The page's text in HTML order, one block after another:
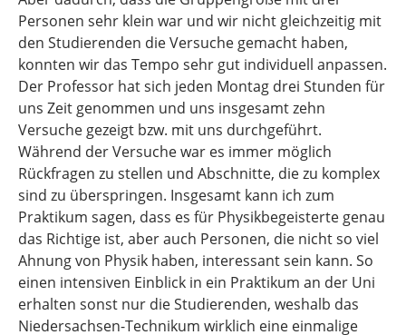
Personen sehr klein war und wir nicht gleichzeitig mit
den Studierenden die Versuche gemacht haben,
konnten wir das Tempo sehr gut individuell anpassen.
Der Professor hat sich jeden Montag drei Stunden für
uns Zeit genommen und uns insgesamt zehn
Versuche gezeigt bzw. mit uns durchgeführt.
Während der Versuche war es immer möglich
Rückfragen zu stellen und Abschnitte, die zu komplex
sind zu überspringen. Insgesamt kann ich zum
Praktikum sagen, dass es für Physikbegeisterte genau
das Richtige ist, aber auch Personen, die nicht so viel
Ahnung von Physik haben, interessant sein kann. So
einen intensiven Einblick in ein Praktikum an der Uni
erhalten sonst nur die Studierenden, weshalb das
Niedersachsen-Technikum wirklich eine einmalige